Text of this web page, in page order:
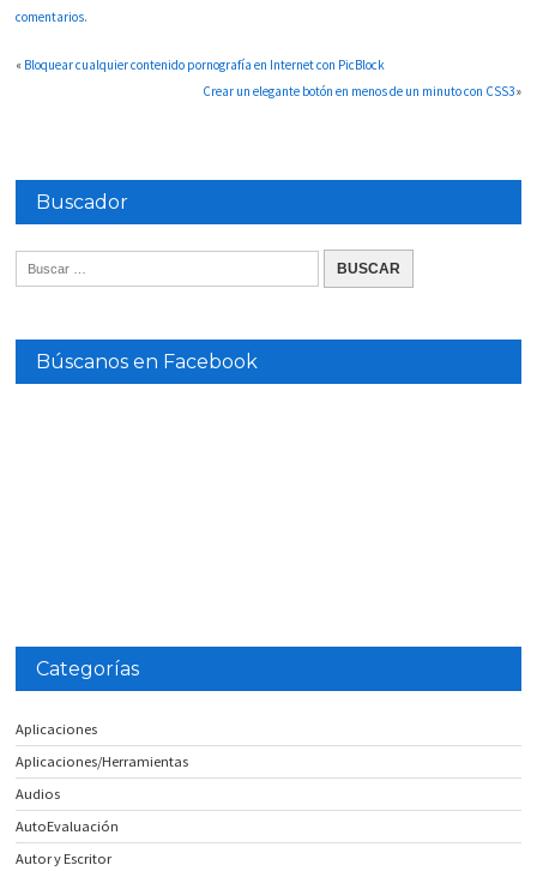
comentarios.
« Bloquear cualquier contenido pornografía en Internet con PicBlock
Crear un elegante botón en menos de un minuto con CSS3»
Buscador
Búscanos en Facebook
Categorías
Aplicaciones
Aplicaciones/Herramientas
Audios
AutoEvaluación
Autor y Escritor